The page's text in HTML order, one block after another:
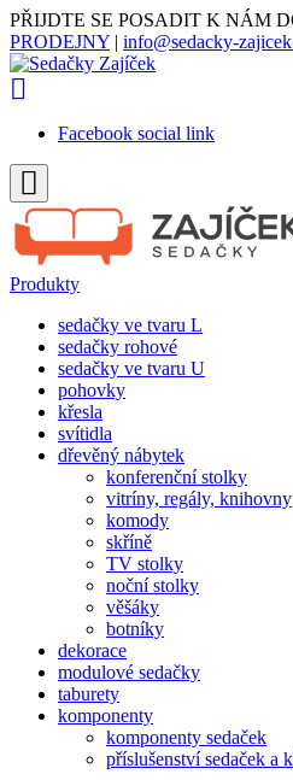
PŘIJDTE SE POSADIT K NÁM
PRODEJNY | info@sedacky-
Facebook social link
Produkty
sedačky ve tvaru L
sedačky rohové
sedačky ve tvaru U
pohovky
křesla
svítidla
dřevěný nábytek
konferenční stolky
vitríny, regály, knihovny
komody
skříně
TV stolky
noční stolky
věšáky
botníky
dekorace
modulové sedačky
taburety
komponenty
komponenty sedaček
příslušenství sedaček a